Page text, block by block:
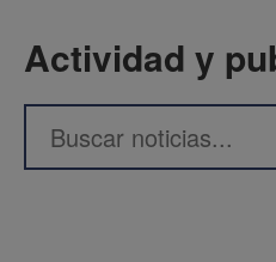
Actividad y